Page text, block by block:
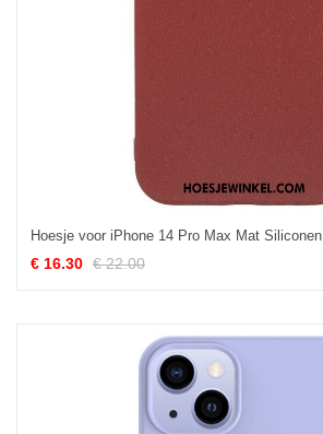
Hoesje voor iPhone 14 Pro Max Mat Siliconen
€ 16.30 € 22.00